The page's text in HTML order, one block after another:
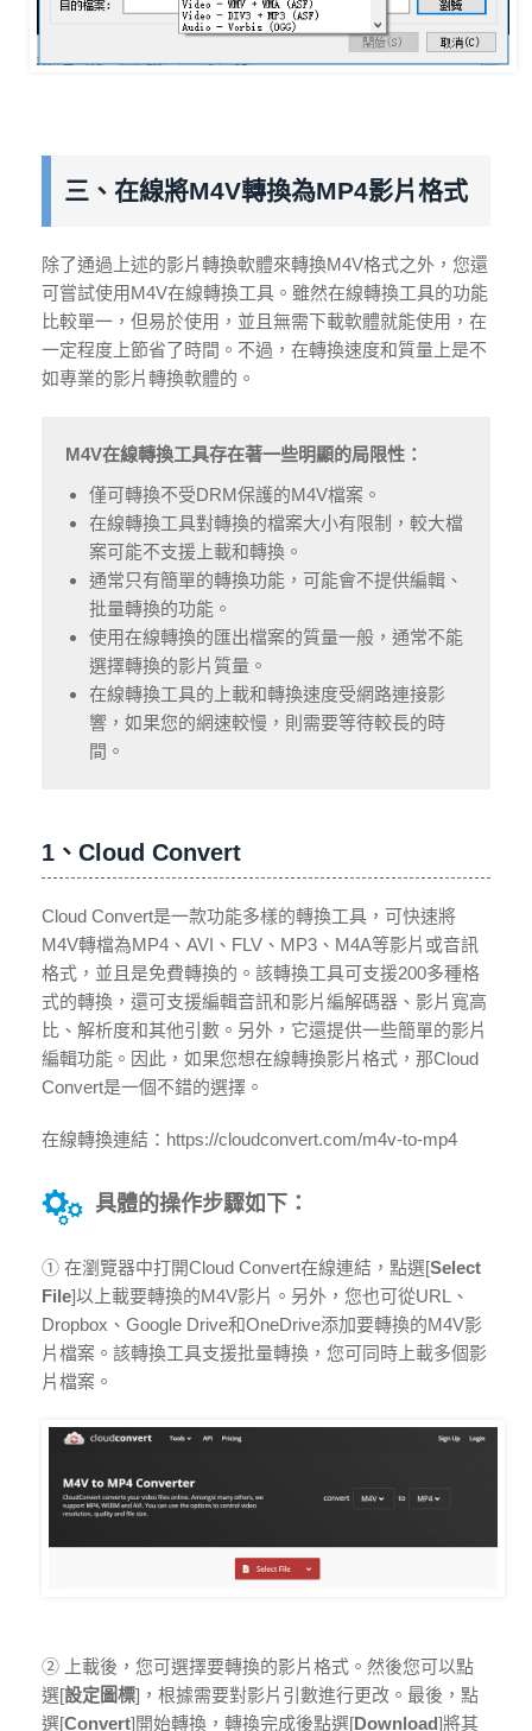
三、在線將M4V轉換為MP4影片格式
除了通過上述的影片轉換軟體來轉換M4V格式之外，您還
可嘗試使用M4V在線轉換工具。雖然在線轉換工具的功能
比較單一，但易於使用，並且無需下載軟體就能使用，在
一定程度上節省了時間。不過，在轉換速度和質量上是不
如專業的影片轉換軟體的。
M4V在線轉換工具存在著一些明顯的局限性：
僅可轉換不受DRM保護的M4V檔案。
在線轉換工具對轉換的檔案大小有限制，較大檔
案可能不支援上載和轉換。
通常只有簡單的轉換功能，可能會不提供編輯、
批量轉換的功能。
使用在線轉換的匯出檔案的質量一般，通常不能
選擇轉換的影片質量。
在線轉換工具的上載和轉換速度受網路連接影
響，如果您的網速較慢，則需要等待較長的時
間。
1、Cloud Convert
Cloud Convert是一款功能多樣的轉換工具，可快速將
M4V轉檔為MP4、AVI、FLV、MP3、M4A等影片或音訊
格式，並且是免費轉換的。該轉換工具可支援200多種格
式的轉換，還可支援編輯音訊和影片編解碼器、影片寬高
比、解析度和其他引數。另外，它還提供一些簡單的影片
編輯功能。因此，如果您想在線轉換影片格式，那Cloud
Convert是一個不錯的選擇。
在線轉換連結：https://cloudconvert.com/m4v-to-mp4
具體的操作步驟如下：
① 在瀏覽器中打開Cloud Convert在線連結，點選[Select
File]以上載要轉換的M4V影片。另外，您也可從URL、
Dropbox、Google Drive和OneDrive添加要轉換的M4V影
片檔案。該轉換工具支援批量轉換，您可同時上載多個影
片檔案。
② 上載後，您可選擇要轉換的影片格式。然後您可以點
選[設定圖標]，根據需要對影片引數進行更改。最後，點
選[Convert]開始轉換，轉換完成後點選[Download]將其